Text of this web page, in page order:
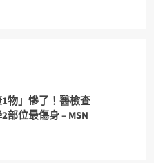
物」慘了！醫檢查
部位最傷身 – MSN